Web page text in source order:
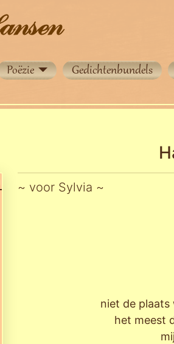
Poëzie Gedichtenbundels
~ voor Sylvia ~
niet de plaats
het meest